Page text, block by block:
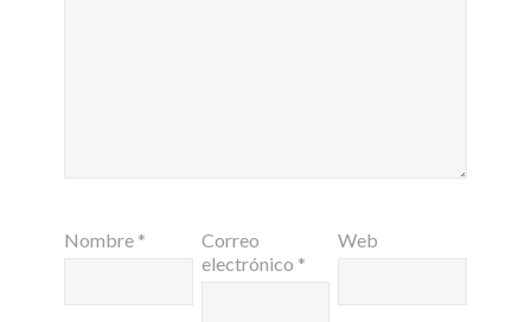
Nombre *
Correo
electrónico *
Web